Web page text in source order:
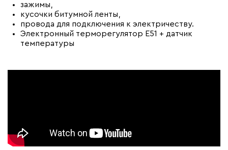
зажимы,
кусочки битумной ленты,
провода для подключения к электричеству.
Электронный терморегулятор E51 + датчик
температуры